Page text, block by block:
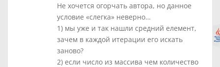
Не хочется огорчать автора, но данное
условие «слегка» неверно…
1) мы уже и так нашли средний елемент,
зачем в каждой итерации его искать
заново?
2) если число из массива чем количество